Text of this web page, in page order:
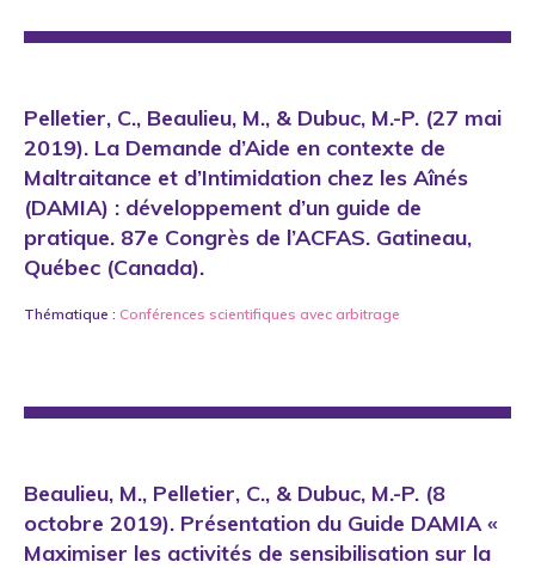
Pelletier, C., Beaulieu, M., & Dubuc, M.-P. (27 mai
2019). La Demande d’Aide en contexte de
Maltraitance et d’Intimidation chez les Aînés
(DAMIA) : développement d’un guide de
pratique. 87e Congrès de l’ACFAS. Gatineau,
Québec (Canada).
Thématique : Conférences scientifiques avec arbitrage
Beaulieu, M., Pelletier, C., & Dubuc, M.-P. (8
octobre 2019). Présentation du Guide DAMIA «
Maximiser les activités de sensibilisation sur la